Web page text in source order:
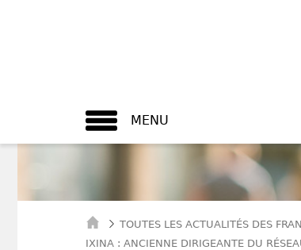
MENU
TOUTES LES ACTUALITÉS DES
IXINA : ANCIENNE DIRIGEANTE DU